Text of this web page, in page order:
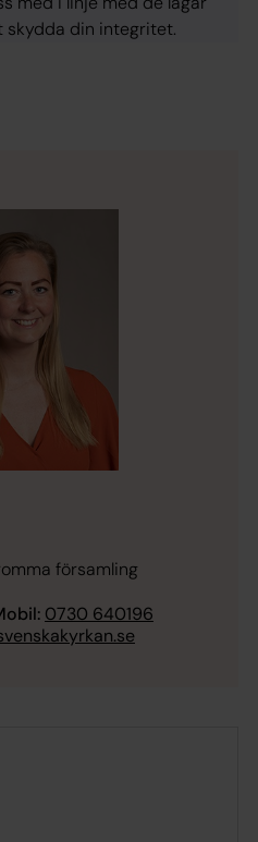
skydda din integritet.
församling
0730 640196